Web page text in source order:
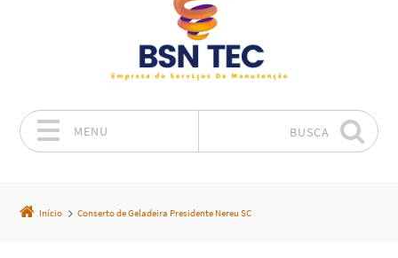
MENU BUSCA
Início Conserto de Geladeira Presidente Nereu SC